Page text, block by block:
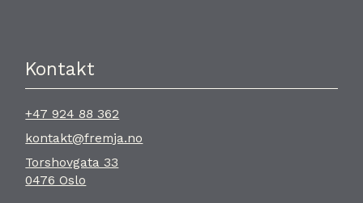
Kontakt
+47 924 88 362
kontakt@fremja.no
Torshovgata 33
0476 Oslo